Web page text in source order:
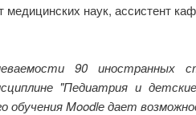
медицинских наук, ассистент
90 иностранных
"Педиатрия и
обучения Moodlе дает